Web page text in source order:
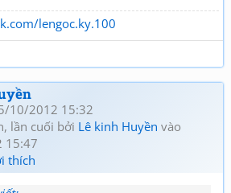
lengoc.ky.100
10/2012 15:32
lần cuối bởi Lê kinh Huyền vào
15:47
thích